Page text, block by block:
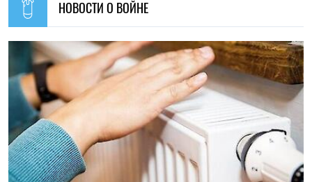
Кличко отчитался по подготовке зимы: Киев восстановил
65% поврежденных энергообъектов
Николай Потика